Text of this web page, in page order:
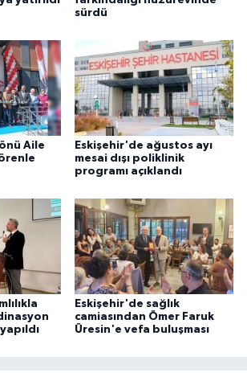
sürdü
Aile
Eskişehir'de ağustos ayı
mesai dışı poliklinik
programı açıklandı
Eskişehir'de sağlık
camiasından Ömer Faruk
Üresin'e vefa buluşması